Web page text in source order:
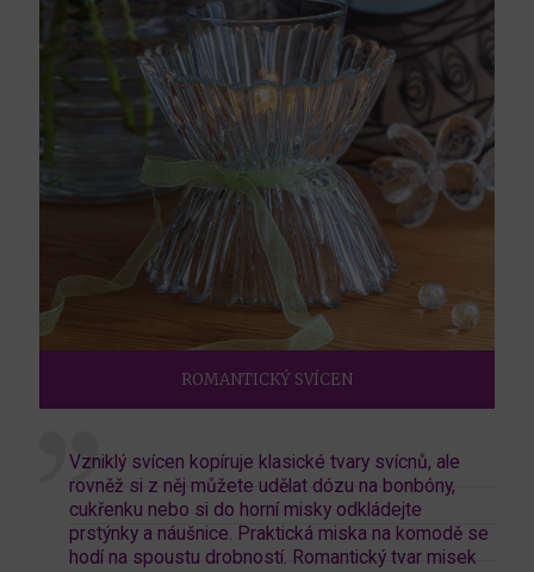
ROMANTICKÝ SVÍCEN
Vzniklý svícen kopíruje klasické tvary svícnů, ale
rovněž si z něj můžete udělat dózu na bonbóny,
cukřenku nebo si do horní misky odkládejte
prstýnky a náušnice. Praktická miska na komodě se
hodí na spoustu drobností. Romantický tvar misek